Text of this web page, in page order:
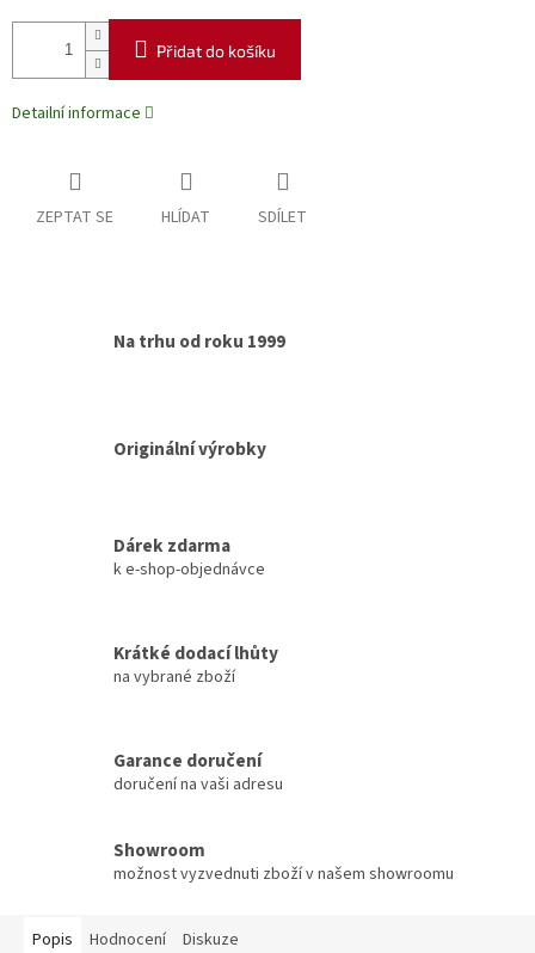
Přidat do košíku
Detailní informace
ZEPTAT SE HLÍDAT SDÍLET
Na trhu od roku 1999
Originální výrobky
Dárek zdarma
k e-shop-objednávce
Krátké dodací lhůty
na vybrané zboží
Garance doručení
doručení na vaši adresu
Showroom
možnost vyzvednuti zboží v našem showroomu
Popis Hodnocení Diskuze